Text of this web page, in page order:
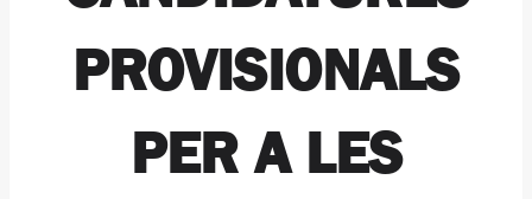
PROVISIONALS
PER A LES